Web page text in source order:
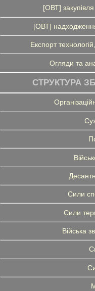
[ОВТ]
[ОВТ]
Експорт
Огляди та
СТРУКТУРА
Сили
Сили
Війська